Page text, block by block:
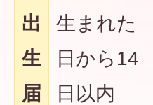
出
生
届
生まれた
日から14
日以内